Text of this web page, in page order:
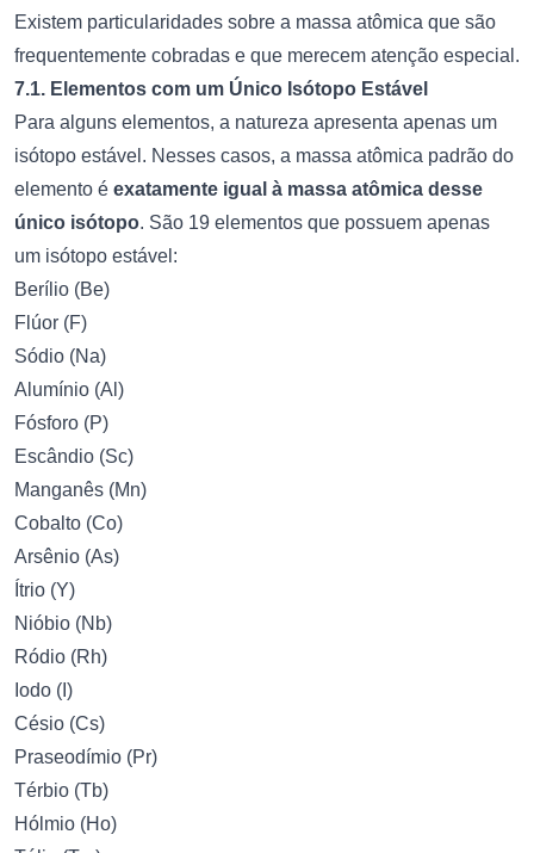
Existem particularidades sobre a massa atômica que são
frequentemente cobradas e que merecem atenção especial.
7.1. Elementos com um Único Isótopo Estável
Para alguns elementos, a natureza apresenta apenas um
isótopo estável. Nesses casos, a massa atômica padrão do
elemento é exatamente igual à massa atômica desse
único isótopo. São 19 elementos que possuem apenas
um isótopo estável:
Berílio (Be)
Flúor (F)
Sódio (Na)
Alumínio (Al)
Fósforo (P)
Escândio (Sc)
Manganês (Mn)
Cobalto (Co)
Arsênio (As)
Ítrio (Y)
Nióbio (Nb)
Ródio (Rh)
Iodo (I)
Césio (Cs)
Praseodímio (Pr)
Térbio (Tb)
Hólmio (Ho)